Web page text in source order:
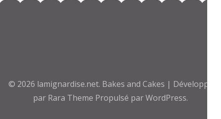
© 2026 lamignardise.net. Bakes and Cakes | Développé
par Rara Theme Propulsé parWordPress.